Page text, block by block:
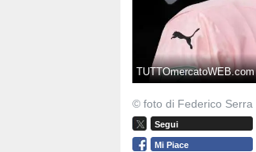
TUTTOmercatoWEB.com
© foto di Federico Serra
Segui
Mi Piace